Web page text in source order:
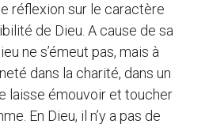
réflexion sur le caractère
de Dieu. A cause de sa
ne s’émeut pas, mais à
dans la charité, dans un
laisse émouvoir et toucher
En Dieu, il n’y a pas de